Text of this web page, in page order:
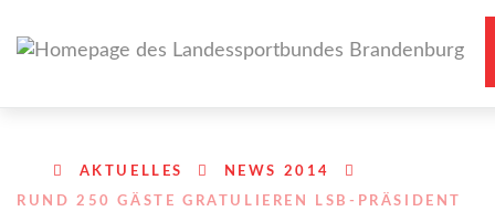
AKTUELLES NEWS 2014
RUND 250 GÄSTE GRATULIEREN LSB-PRÄSIDENT